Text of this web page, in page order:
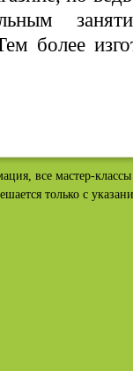
более
все мастер-
только с